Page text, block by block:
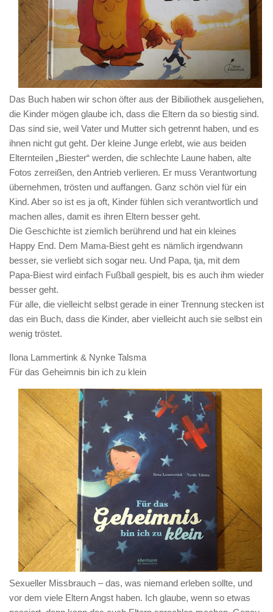
Das Buch haben wir schon öfter aus der Bibiliothek ausgeliehen,
die Kinder mögen glaube ich, dass die Eltern da so biestig sind.
Das sind sie, weil Vater und Mutter sich getrennt haben, und es
ihnen nicht gut geht. Der kleine Junge erlebt, wie aus beiden
Elternteilen „Biester“ werden, die schlechte Laune haben, alte
Fotos zerreißen, den Antrieb verlieren. Er muss Verantwortung
übernehmen, trösten und auffangen. Ganz schön viel für ein
Kind. Aber so ist es ja oft, Kinder fühlen sich verantwortlich und
machen alles, damit es ihren Eltern besser geht.
Die Geschichte ist ziemlich berührend und hat ein kleines
Happy End. Dem Mama-Biest geht es nämlich irgendwann
besser, sie verliebt sich sogar neu. Und Papa, tja, mit dem
Papa-Biest wird einfach Fußball gespielt, bis es auch ihm wieder
besser geht.
Für alle, die vielleicht selbst gerade in einer Trennung stecken ist
das ein Buch, dass die Kinder, aber vielleicht auch sie selbst ein
wenig tröstet.
Ilona Lammertink & Nynke Talsma
Für das Geheimnis bin ich zu klein
Sexueller Missbrauch – das, was niemand erleben sollte, und
vor dem viele Eltern Angst haben. Ich glaube, wenn so etwas